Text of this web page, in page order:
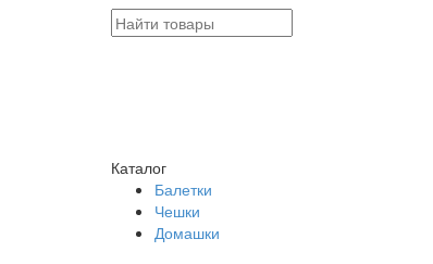
Каталог
Балетки
Чешки
Домашки